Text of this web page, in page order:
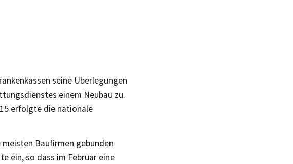
seine Überlegungen
einem Neubau zu.
erfolgte die nationale
Baufirmen gebunden
ein, so dass im Februar eine